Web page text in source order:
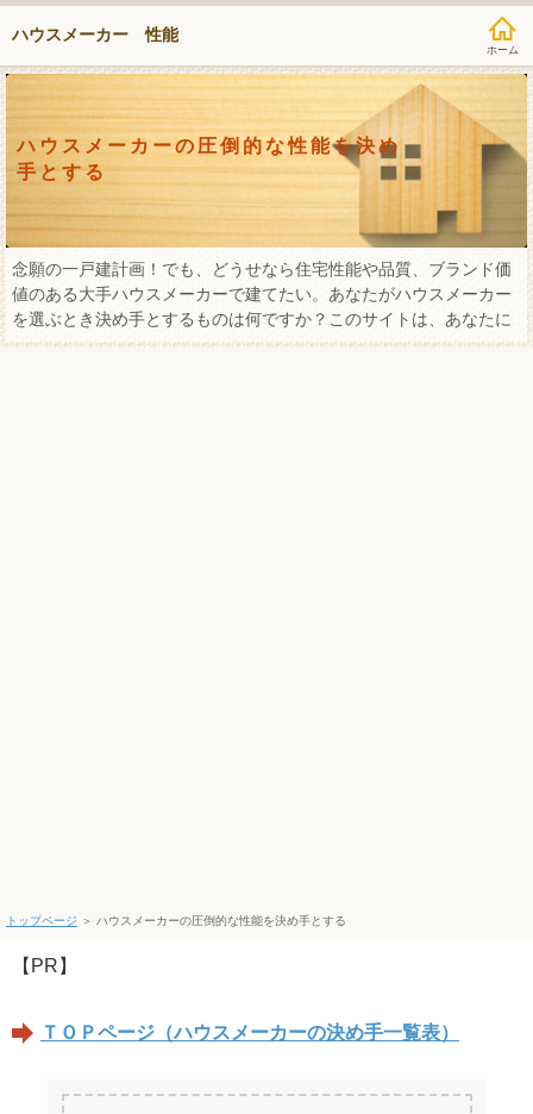
ハウスメーカー 性能
ハウスメーカーの圧倒的な性能を決め
手とする
念願の一戸建計画！でも、どうせなら住宅性能や品質、ブランド価
値のある大手ハウスメーカーで建てたい。あなたがハウスメーカー
を選ぶとき決め手とするものは何ですか？このサイトは、あなたに
合った最適な大手ハウスメーカーの決め手を分類してお届けしま
トップページ ＞ ハウスメーカーの圧倒的な性能を決め手とする
【PR】
ＴＯＰページ（ハウスメーカーの決め手一覧表）